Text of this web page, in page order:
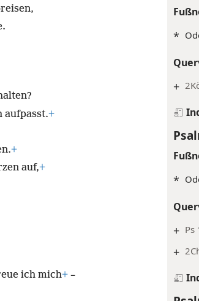
*
+
*
+ Ps
+
aufpasst.+
+
auf,+
ich mich+ –